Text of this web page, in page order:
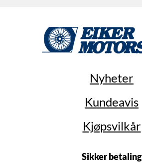
Nyheter
Kundeavis
Kjøpsvilkår
Sikker betaling